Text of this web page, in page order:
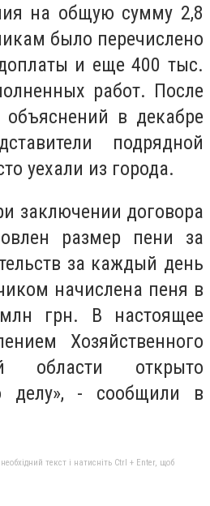
на общую сумму 2,8
было перечислено
и еще 400 тыс.
работ. После
объяснений в декабре
подрядной
уехали из города.
заключении договора
размер пени за
за каждый день
начислена пеня в
грн. В настоящее
Хозяйственного
области открыто
делу», - сообщили в
текст і натисніть Ctrl + Enter, щоб